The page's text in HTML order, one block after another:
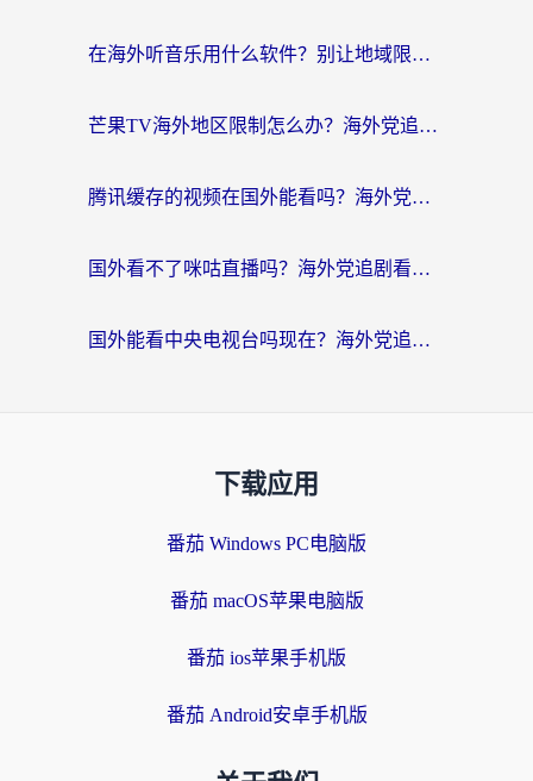
在海外听音乐用什么软件？别让地域限制断了你的华语歌单
芒果TV海外地区限制怎么办？海外党追剧看片的实用加速器选择指南
腾讯缓存的视频在国外能看吗？海外党追剧看片的终极解决方案
国外看不了咪咕直播吗？海外党追剧看片的加速器选择指南
国外能看中央电视台吗现在？海外党追剧看央视的实用指南
下载应用
番茄 Windows PC电脑版
番茄 macOS苹果电脑版
番茄 ios苹果手机版
番茄 Android安卓手机版